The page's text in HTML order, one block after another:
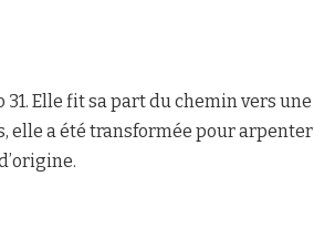
31. Elle fit sa part du chemin vers une
elle a été transformée pour arpenter